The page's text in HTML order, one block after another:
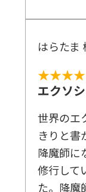
はらたま
エクソ
世界のエ
きりと書
降魔師に
修行して
た。降魔